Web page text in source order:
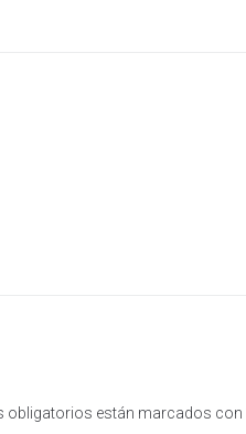
obligatorios están marcados con